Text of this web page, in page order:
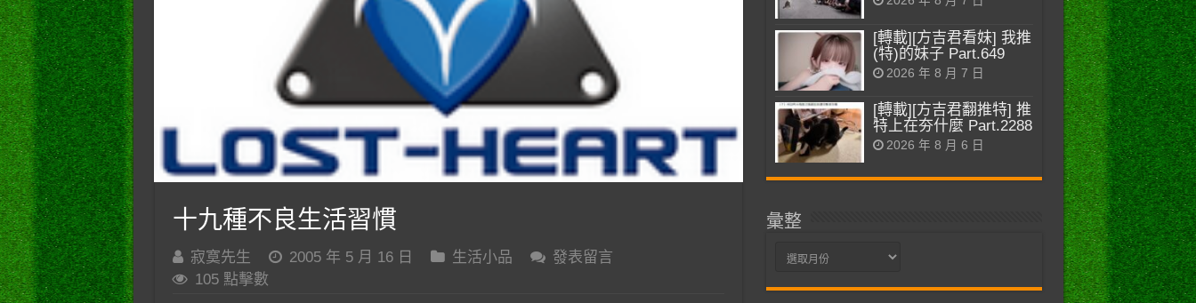
十九種不良生活習慣
寂寞先生 2005 年 5 月 16 日 生活小品
發表留言
105 點擊數
[轉載][方吉君看妹] 我推
(特)的妹子 Part.649
2026 年 8 月 7 日
[轉載][方吉君翻推特] 推
特上在夯什麼 Part.2288
2026 年 8 月 6 日
彙整
彙